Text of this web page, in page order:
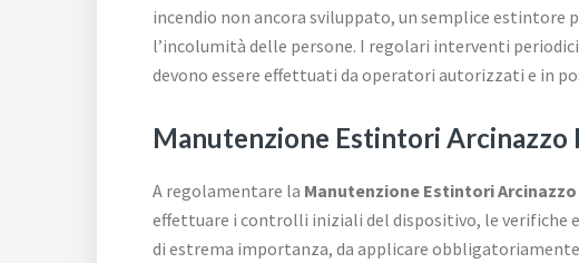
incendio non ancora sviluppato, un semplice
l’incolumità delle persone. I regolari interventi
devono essere effettuati da operatori autorizzati e in
Manutenzione Estintori Arcinazzo
A regolamentare la Manutenzione Estintori
effettuare i controlli iniziali del dispositivo, le verifiche
di estrema importanza, da applicare